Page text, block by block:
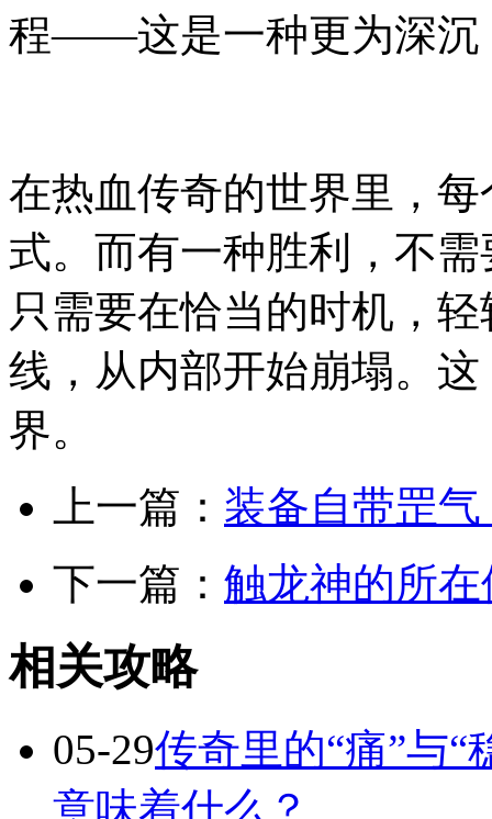
程——这是一种更为深沉
在热血传奇的世界里，
式。而有一种胜利，不
只需要在恰当的时机，
线，从内部开始崩塌。
界。
上一篇： 装备自带罡
下一篇： 触龙神的所
相关攻略
05-29传奇里的“痛”与“
意味着什么？